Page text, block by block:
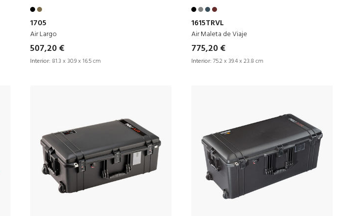
1705
Air Largo
507,20 €
Interior: 81.3 x 30.9 x 16.5 cm
1615TRVL
Air Maleta de Viaje
775,20 €
Interior: 75.2 x 39.4 x 23.8 cm